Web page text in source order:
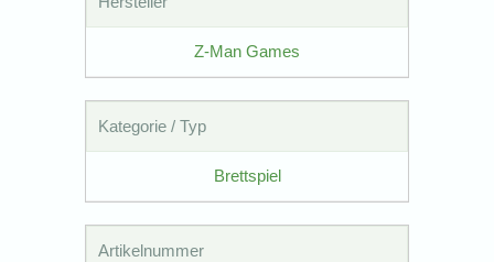
Z-Man Games
Kategorie / Typ
Brettspiel
Artikelnummer